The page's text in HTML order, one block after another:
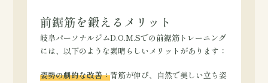
前鋸筋を鍛えるメリット
岐阜パーソナルジムD.O.M.Sでの前鋸筋トレーニング
には、以下のような素晴らしいメリットがあります：
姿勢の劇的な改善：背筋が伸び、自然で美しい立ち姿